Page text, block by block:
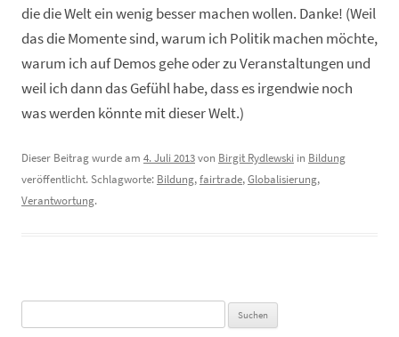
die die Welt ein wenig besser machen wollen. Danke! (Weil
das die Momente sind, warum ich Politik machen möchte,
warum ich auf Demos gehe oder zu Veranstaltungen und
weil ich dann das Gefühl habe, dass es irgendwie noch
was werden könnte mit dieser Welt.)
Dieser Beitrag wurde am 4. Juli 2013von Birgit Rydlewski in Bildung
veröffentlicht. Schlagworte: Bildung,fairtrade,Globalisierung,
Verantwortung.
nach: